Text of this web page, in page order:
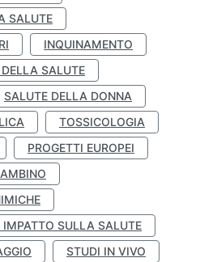
SALUTE
INQUINAMENTO
SALUTE
SALUTE DELLA DONNA
TOSSICOLOGIA
PROGETTI EUROPEI
SULLA SALUTE
STUDI IN VIVO